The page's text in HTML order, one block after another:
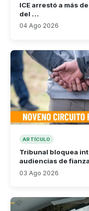
ICE arrestó a más
del …
04 Ago 2026
ARTÍCULO
Tribunal bloquea
audiencias de
03 Ago 2026